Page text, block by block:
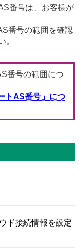
番号は、お客様が
番号の範囲を確認
。
番号の範囲につ
トAS番号」につ
ド接続情報を設定